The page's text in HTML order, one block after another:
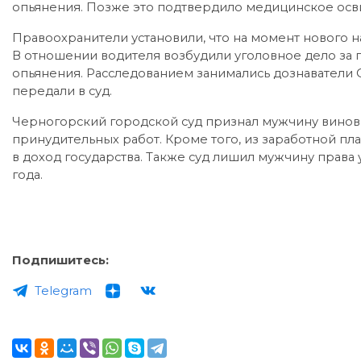
опьянения. Позже это подтвердило медицинское
Правоохранители установили, что на момент
В отношении водителя возбудили уголовное дело
опьянения. Расследованием занимались
передали в суд.
Черногорский городской суд признал мужчину
принудительных работ. Кроме того, из заработной
в доход государства. Также суд лишил мужчину
года.
Подпишитесь:
Telegram